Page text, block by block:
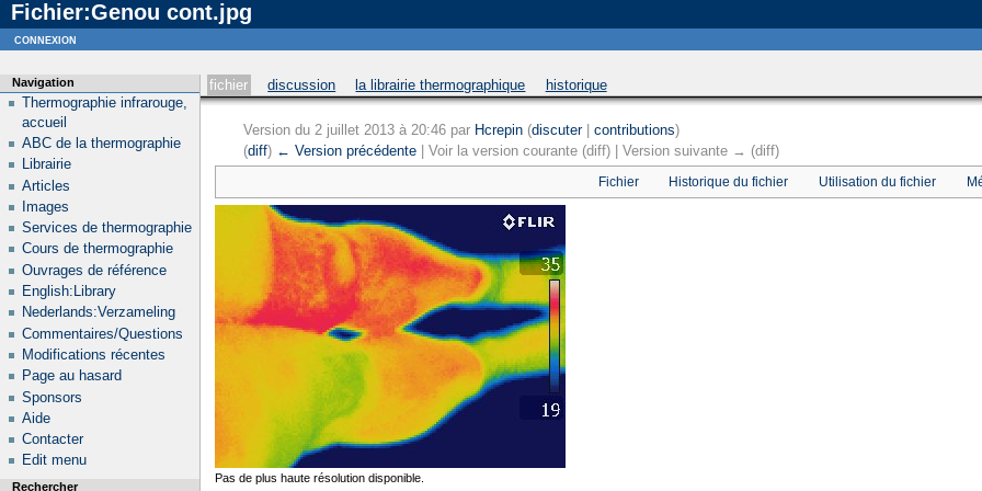
Notice: curl_setopt_array(): CURLOPT_SSL_VERIFYHOST no longer accepts the value 1, value 2 will be used instead in
Fichier:Genou cont.jpg
fichier discussion la librairie thermographique historique
Version du 2 juillet 2013 à 20:46 par Hcrepin (discuter| contributions)
(diff) ← Version précédente | Voir la version courante (diff) | Version suivante → (diff)
Fichier Historique du fichier Utilisation du fichier
Pas de plus haute résolution disponible.
Navigation
Thermographie infrarouge,
accueil
ABC de la thermographie
Librairie
Articles
Images
Services de thermographie
Cours de thermographie
Ouvrages de référence
English:Library
Nederlands:Verzameling
Commentaires/Questions
Modifications récentes
Page au hasard
Sponsors
Aide
Contacter
Edit menu
Rechercher
connexion